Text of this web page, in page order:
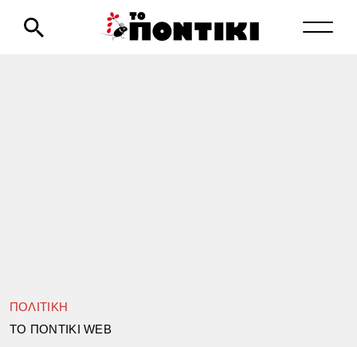
ΠΟΛΙΤΙΚΗ
TΟ ΠΟΝΤΙΚΙ WEB